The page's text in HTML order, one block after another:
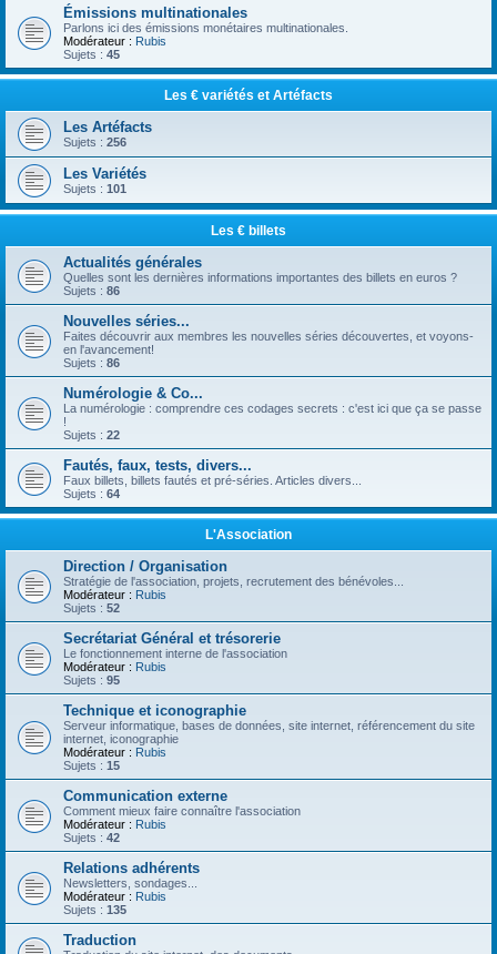
Émissions multinationales
Parlons ici des émissions monétaires multinationales.
Modérateur : Rubis
Sujets : 45
Les € variétés et Artéfacts
Les Artéfacts
Sujets : 256
Les Variétés
Sujets : 101
Les € billets
Actualités générales
Quelles sont les dernières informations importantes des billets en euros ?
Sujets : 86
Nouvelles séries...
Faites découvrir aux membres les nouvelles séries découvertes, et voyons-
en l'avancement!
Sujets : 86
Numérologie & Co...
La numérologie : comprendre ces codages secrets : c'est ici que ça se passe
!
Sujets : 22
Fautés, faux, tests, divers...
Faux billets, billets fautés et pré-séries. Articles divers...
Sujets : 64
L'Association
Direction / Organisation
Stratégie de l'association, projets, recrutement des bénévoles...
Modérateur : Rubis
Sujets : 52
Secrétariat Général et trésorerie
Le fonctionnement interne de l'association
Modérateur : Rubis
Sujets : 95
Technique et iconographie
Serveur informatique, bases de données, site internet, référencement du site
internet, iconographie
Modérateur : Rubis
Sujets : 15
Communication externe
Comment mieux faire connaître l'association
Modérateur : Rubis
Sujets : 42
Relations adhérents
Newsletters, sondages...
Modérateur : Rubis
Sujets : 135
Traduction